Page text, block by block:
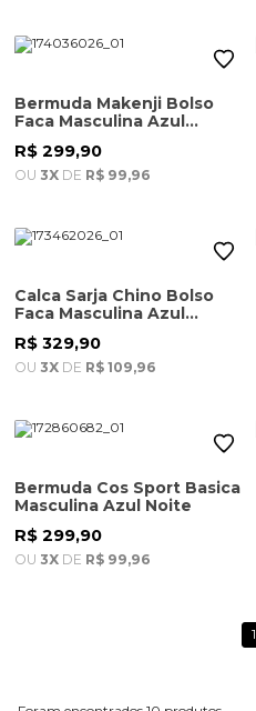
Bermuda Makenji Bolso
Faca Masculina Azul
Marinho
R$ 299,90
OU 3X DE R$ 99,96
Calca Sarja Chino Bolso
Faca Masculina Azul
Marinho
R$ 329,90
OU 3X DE R$ 109,96
Bermuda Cos Sport Basica
Masculina Azul Noite
R$ 299,90
OU 3X DE R$ 99,96
1